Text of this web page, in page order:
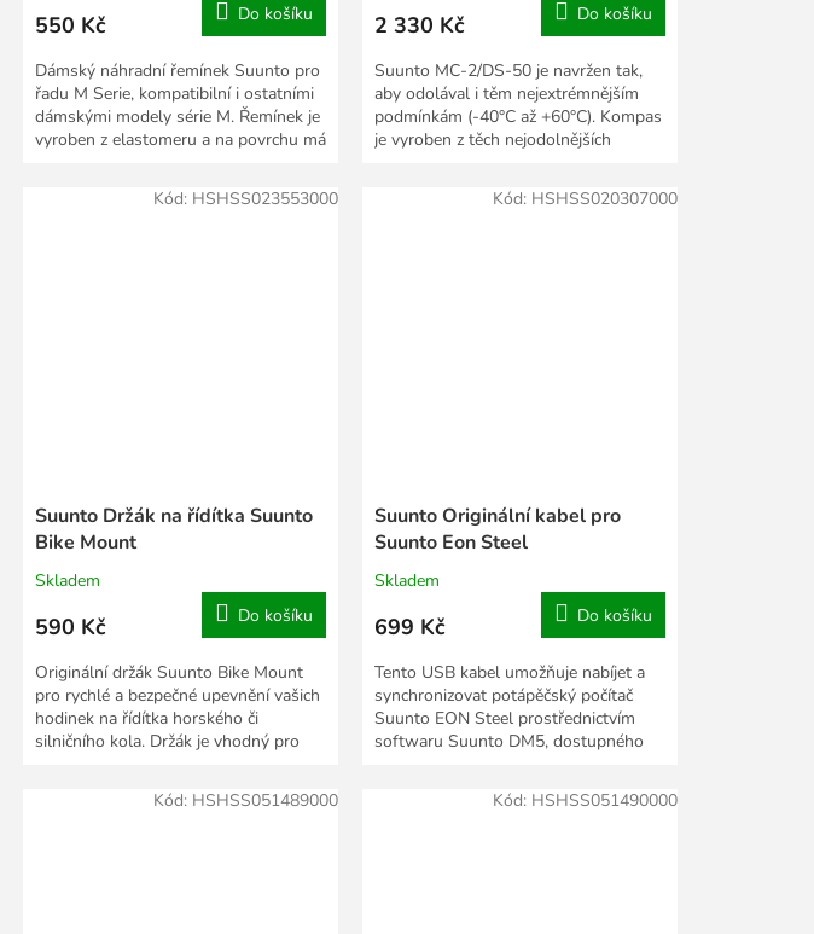
550 Kč Do košíku
Dámský náhradní řemínek Suunto pro
řadu M Serie, kompatibilní i ostatními
dámskými modely série M. Řemínek je
vyroben z elastomeru a na povrchu má
2 330 Kč Do košíku
Suunto MC-2/DS-50 je navržen tak,
aby odolával i těm nejextrémnějším
podmínkám (-40°C až +60°C). Kompas
je vyroben z těch nejodolnějších
Suunto Držák na řídítka Suunto
Bike Mount
Skladem
590 Kč Do košíku
Originální držák Suunto Bike Mount
pro rychlé a bezpečné upevnění vašich
hodinek na řídítka horského či
silničního kola. Držák je vhodný pro
Kód: HSHSS023553000
Suunto Originální kabel pro
Suunto Eon Steel
Skladem
699 Kč Do košíku
Tento USB kabel umožňuje nabíjet a
synchronizovat potápěčský počítač
Suunto EON Steel prostřednictvím
softwaru Suunto DM5, dostupného
Kód: HSHSS020307000
Kód: HSHSS051489000 Kód: HSHSS051490000